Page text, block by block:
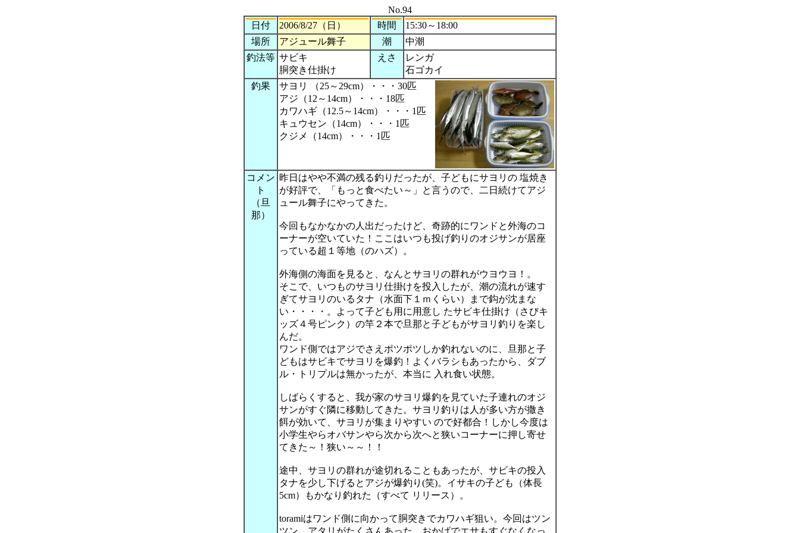
No.94
日付
2006/8/27（日） 時間
15:30～18:00
場所
アジュール舞子 潮
中潮
釣法等 サビキ
胴突き仕掛け
えさ
レンガ
石ゴカイ
釣果
サヨリ （25～29cm）・・・30匹
アジ（12～14cm）・・・18匹
カワハギ（12.5～14cm）・・・1匹
キュウセン（14cm）・・・1匹
クジメ（14cm）・・・1匹
コメン
ト
（旦
那）
昨日はやや不満の残る釣りだったが、子どもにサヨリの 塩焼き
が好評で、「もっと食べたい～」と言うので、二日続けてアジ
ュール舞子にやってきた。
今回もなかなかの人出だったけど、奇跡的にワンドと外海のコ
ーナーが空いていた！ここはいつも投げ釣りのオジサンが居座
っている超１等地（のハズ）。
外海側の海面を見ると、なんとサヨリの群れがウヨウヨ！。
そこで、いつものサヨリ仕掛けを投入したが、潮の流れが速す
ぎてサヨリのいるタナ（水面下１ｍくらい）まで鈎が沈まな
い・・・・。よって子ども用に用意し たサビキ仕掛け（さびキ
ッズ４号ピンク）の竿２本で旦那と子どもがサヨリ釣りを楽し
んだ。
ワンド側ではアジでさえポツポツしか釣れないのに、旦那と子
どもはサビキでサヨリを爆釣！よくバラシもあったから、ダブ
ル・トリプルは無かったが、本当に 入れ食い状態。
しばらくすると、我が家のサヨリ爆釣を見ていた子連れのオジ
サンがすぐ隣に移動してきた。サヨリ釣りは人が多い方が撒き
餌が効いて、サヨリが集まりやすい ので好都合！しかし今度は
小学生やらオバサンやら次から次へと狭いコーナーに押し寄せ
てきた～！狭い～～！！
途中、サヨリの群れが途切れることもあったが、サビキの投入
タナを少し下げるとアジが爆釣り(笑)。イサキの子ども（体長
5cm）もかなり釣れた（すべて リリース）。
toramiはワンド側に向かって胴突きでカワハギ狙い。今回はツン
ツン、アタリがたくさんあった。おかげでエサもすぐなくなっ